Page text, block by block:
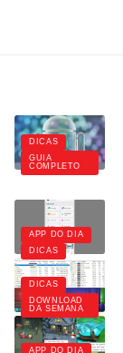
DICAS
GUIA
COMPLETO
APP DO DIA
DICAS
DICAS
DOWNLOAD
DA SEMANA
APP DO DIA